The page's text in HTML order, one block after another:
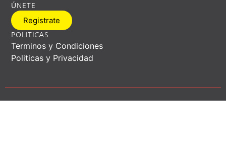
ÚNETE
Registrate
POLITICAS
Terminos y Condiciones
Politicas y Privacidad